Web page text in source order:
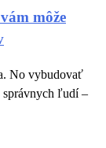
môže
No vybudovať
správnych ľudí –